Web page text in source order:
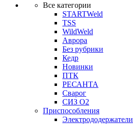
Все категории
STARTWeld
TSS
WildWeld
Аврора
Без рубрики
Кедр
Новинки
ПТК
РЕСАНТА
Сварог
СИЗ О2
Приспособления
Электрододержатели